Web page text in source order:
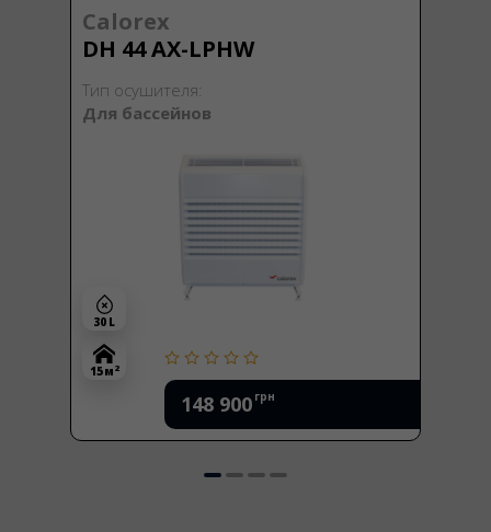
Calorex
DH 44 AX-LPHW
Тип осушителя:
Для бассейнов
148 900 грн
30 L
15 м 2